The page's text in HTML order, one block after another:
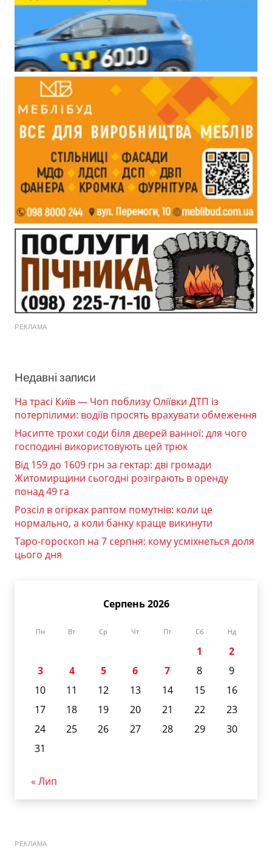
РЕКЛАМА
Недавні записи
На трасі Київ — Чоп поблизу Оліївки ДТП із
потерпілими: водіїв просять врахувати обмеження
Насипте трохи соди біля дверей ванної: для чого
господині використовують цей трюк
Від 159 до 1609 грн за гектар: дві громади
Житомирщини сьогодні розіграють в оренду
понад 49 га
Розсіл в огірках раптом помутнів: коли це
нормально, а коли банку краще викинути
Таро-гороскоп на 7 серпня: кому усміхнеться доля
цього дня
Серпень 2026
Пн Вт Ср Чт Пт Сб Нд
1
2
3
4 5 6 7 8
9
10
11 12 13 14 15
16
17
18 19 20 21 22
23
24
25 26 27 28 29
30
31
« Лип
РЕКЛАМА